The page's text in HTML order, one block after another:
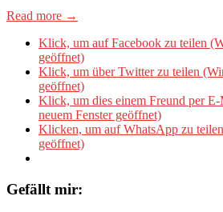
Read more →
Klick, um auf Facebook zu teilen
geöffnet)
Klick, um über Twitter zu teilen
geöffnet)
Klick, um dies einem Freund per
neuem Fenster geöffnet)
Klicken, um auf WhatsApp zu
geöffnet)
Gefällt mir: